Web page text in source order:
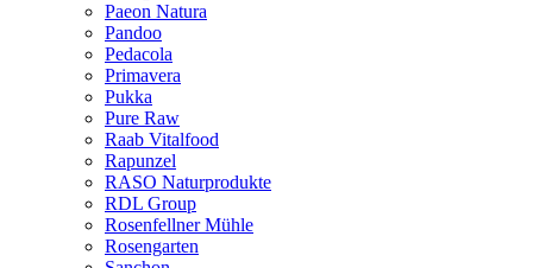
Paeon Natura
Pandoo
Pedacola
Primavera
Pukka
Pure Raw
Raab Vitalfood
Rapunzel
RASO Naturprodukte
RDL Group
Rosenfellner Mühle
Rosengarten